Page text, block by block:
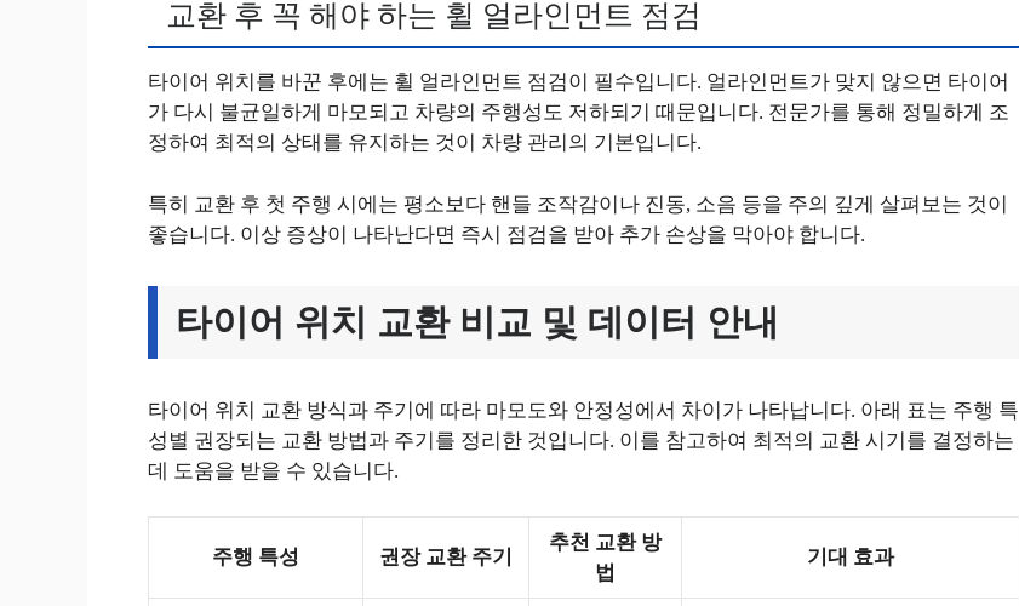
교환 후 꼭 해야 하는 휠 얼라인먼트 점검
타이어 위치를 바꾼 후에는 휠 얼라인먼트 점검이 필수입니다. 얼라인먼트가 맞지 않으면 타이어
가 다시 불균일하게 마모되고 차량의 주행성도 저하되기 때문입니다. 전문가를 통해 정밀하게 조
정하여 최적의 상태를 유지하는 것이 차량 관리의 기본입니다.
특히 교환 후 첫 주행 시에는 평소보다 핸들 조작감이나 진동, 소음 등을 주의 깊게 살펴보는 것이
좋습니다. 이상 증상이 나타난다면 즉시 점검을 받아 추가 손상을 막아야 합니다.
타이어 위치 교환 비교 및 데이터 안내
타이어 위치 교환 방식과 주기에 따라 마모도와 안정성에서 차이가 나타납니다. 아래 표는 주행 특
성별 권장되는 교환 방법과 주기를 정리한 것입니다. 이를 참고하여 최적의 교환 시기를 결정하는
데 도움을 받을 수 있습니다.
주행 특성 권장 교환 주기
추천 교환 방
법
기대 효과